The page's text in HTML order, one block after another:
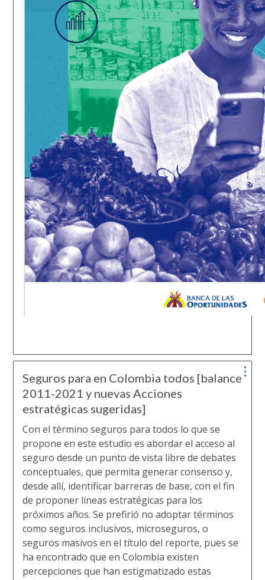
Seguros para en Colombia todos [balance
2011-2021 y nuevas Acciones
estratégicas sugeridas]
Con el término seguros para todos lo que se
propone en este estudio es abordar el acceso al
seguro desde un punto de vista libre de debates
conceptuales, que permita generar consenso y,
desde allí, identificar barreras de base, con el fin
de proponer líneas estratégicas para los
próximos años. Se prefirió no adoptar términos
como seguros inclusivos, microseguros, o
seguros masivos en el título del reporte, pues se
ha encontrado que en Colombia existen
percepciones que han estigmatizado estas